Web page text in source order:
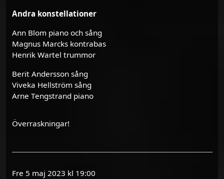
Andra konstellationer
Ann Blom piano och sång
Magnus Marcks kontrabas
Henrik Wartel trummor
Berit Andersson sång
Viveka Hellström sång
Arne Tengstrand piano
Överraskningar!
Fre 5 maj 2023 kl 19:00